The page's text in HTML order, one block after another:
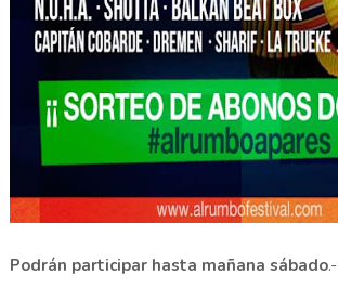
Podrán participar hasta mañana sábado.-